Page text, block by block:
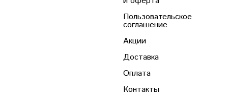
Пользовательское
соглашение
Акции
Доставка
Оплата
Контакты